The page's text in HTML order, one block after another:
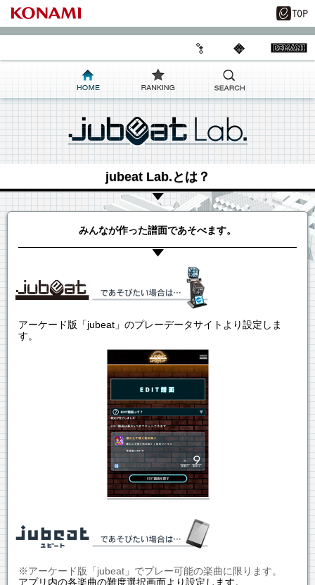
jubeat Lab.とは？
みんなが作った譜面であそべます。
アーケード版「jubeat」のプレーデータサイトより設定しま
す。
※アーケード版「jubeat」でプレー可能の楽曲に限ります。
アプリ内の各楽曲の難度選択画面より設定します。